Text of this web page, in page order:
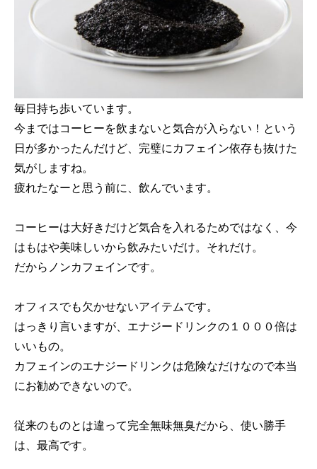
毎日持ち歩いています。
今まではコーヒーを飲まないと気合が入らない！という
日が多かったんだけど、完璧にカフェイン依存も抜けた
気がしますね。
疲れたなーと思う前に、飲んでいます。
コーヒーは大好きだけど気合を入れるためではなく、今
はもはや美味しいから飲みたいだけ。それだけ。
だからノンカフェインです。
オフィスでも欠かせないアイテムです。
はっきり言いますが、エナジードリンクの１０００倍は
いいもの。
カフェインのエナジードリンクは危険なだけなので本当
にお勧めできないので。
従来のものとは違って完全無味無臭だから、使い勝手
は、最高です。